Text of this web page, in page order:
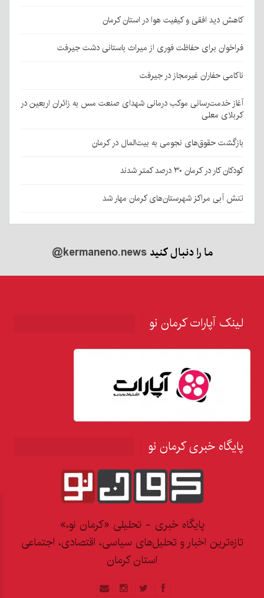
کاهش دید افقی و کیفیت هوا در استان کرمان
فراخوان برای حفاظت فوری از میراث باستانی دشت جیرفت
ناکامی حفاران غیرمجاز در جیرفت
آغاز خدمت‌رسانی موکب درمانی شهدای صنعت مس به زائران اربعین در
کربلای معلی
بازگشت حقوق‌های نجومی به بیت‌المال در کرمان
کودکان کار در کرمان ۳۰ درصد کمتر شدند
تنش آبی مراکز شهرستان‌های کرمان مهار شد
ما را دنبال کنید@kermaneno.news
لینک آپارات کرمان نو
پایگاه خبری کرمان نو
پایگاه خبری - تحلیلی «کرمان نو،»
تازه‌ترین اخبار و تحلیل‌های سیاسی، اقتصادی، اجتماعی
استان کرمان